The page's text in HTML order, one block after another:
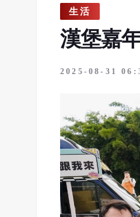
生活
漢堡嘉
2025-08-31